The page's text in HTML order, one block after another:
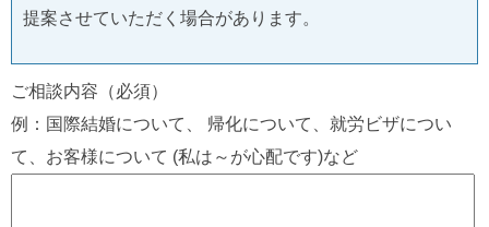
提案させていただく場合があります。
ご相談内容（必須）
例：国際結婚について、 帰化について、就労ビザについ
て、お客様について (私は～が心配です)など